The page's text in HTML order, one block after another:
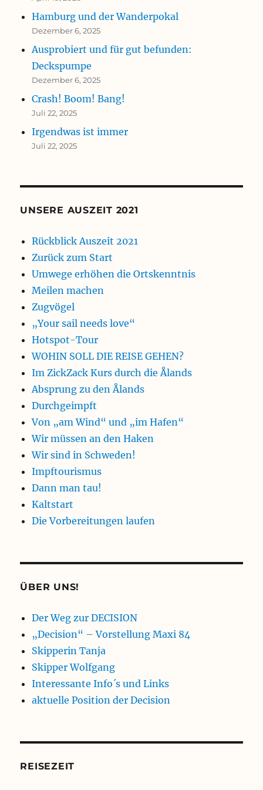
Hamburg und der Wanderpokal
Dezember 6, 2025
Ausprobiert und für gut befunden:
Deckspumpe
Dezember 6, 2025
Crash! Boom! Bang!
Juli 22, 2025
Irgendwas ist immer
Juli 22, 2025
UNSERE AUSZEIT 2021
Rückblick Auszeit 2021
Zurück zum Start
Umwege erhöhen die Ortskenntnis
Meilen machen
Zugvögel
„Your sail needs love“
Hotspot-Tour
WOHIN SOLL DIE REISE GEHEN?
Im ZickZack Kurs durch die Ålands
Absprung zu den Ålands
Durchgeimpft
Von „am Wind“ und „im Hafen“
Wir müssen an den Haken
Wir sind in Schweden!
Impftourismus
Dann man tau!
Kaltstart
Die Vorbereitungen laufen
ÜBER UNS!
Der Weg zur DECISION
„Decision“ – Vorstellung Maxi 84
Skipperin Tanja
Skipper Wolfgang
Interessante Info´s und Links
aktuelle Position der Decision
REISEZEIT